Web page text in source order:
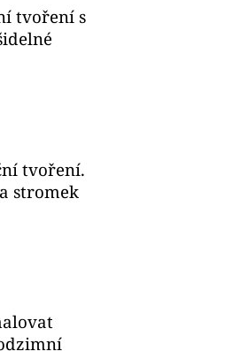
tvoření s
tvoření.
stromek